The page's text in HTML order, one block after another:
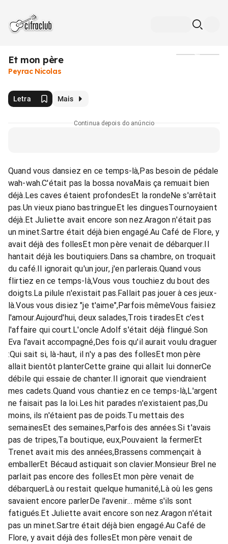
Et mon père
Peyrac Nicolas
Letra Mais
Continua depois do anúncio
Quand vous dansiez en ce temps-là,Pas besoin de pédale
wah-wah.C'était pas la bossa novaMais ça remuait bien
déjà.Les caves étaient profondesEt la rondeNe s'arrêtait
pas.Un vieux piano bastringueEt les dinguesTournoyaient
déjà.Et Juliette avait encore son nez.Aragon n'était pas
un minet.Sartre était déjà bien engagé.Au Café de Flore, y
avait déjà des follesEt mon père venait de débarquer.Il
hantait déjà les boutiquiers.Dans sa chambre, on troquait
du café.Il ignorait qu'un jour, j'en parlerais.Quand vous
flirtiez en ce temps-là,Vous vous touchiez du bout des
doigts.La pilule n'existait pas.Fallait pas jouer à ces jeux-
là.Vous vous disiez "je t'aime",Parfois mêmeVous faisiez
l'amour.Aujourd'hui, deux salades,Trois tiradesEt c'est
l'affaire qui court.L'oncle Adolf s'était déjà flingué.Son
Eva l'avait accompagné,Des fois qu'il aurait voulu draguer
:Qui sait si, là-haut, il n'y a pas des follesEt mon père
allait bientôt planterCette graine qui allait lui donnerCe
débile qui essaie de chanter.Il ignorait que viendraient
mes cadets.Quand vous chantiez en ce temps-là,L'argent
ne faisait pas la loi.Les hit parades n'existaient pas,Du
moins, ils n'étaient pas de poids.Tu mettais des
semainesEt des semaines,Parfois des années.Si t'avais
pas de tripes,Ta boutique, eux,Pouvaient la fermerEt
Trenet avait mis des années,Brassens commençait à
emballerEt Bécaud astiquait son clavier.Monsieur Brel ne
parlait pas encore des follesEt mon père venait de
débarquerLà ou restait quelque humanité,Là où les gens
savaient encore parlerDe l'avenir... même s'ils sont
fatigués.Et Juliette avait encore son nez.Aragon n'était
pas un minet.Sartre était déjà bien engagé.Au Café de
Flore, y avait déjà des follesEt mon père venait de